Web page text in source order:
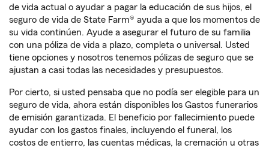
de vida actual o ayudar a pagar la educación de sus hijos, el
seguro de vida de State Farm® ayuda a que los momentos de
su vida continúen. Ayude a asegurar el futuro de su familia
con una póliza de vida a plazo, completa o universal. Usted
tiene opciones y nosotros tenemos pólizas de seguro que se
ajustan a casi todas las necesidades y presupuestos.
Por cierto, si usted pensaba que no podía ser elegible para un
seguro de vida, ahora están disponibles los Gastos funerarios
de emisión garantizada. El beneficio por fallecimiento puede
ayudar con los gastos finales, incluyendo el funeral, los
costos de entierro, las cuentas médicas, la cremación u otras